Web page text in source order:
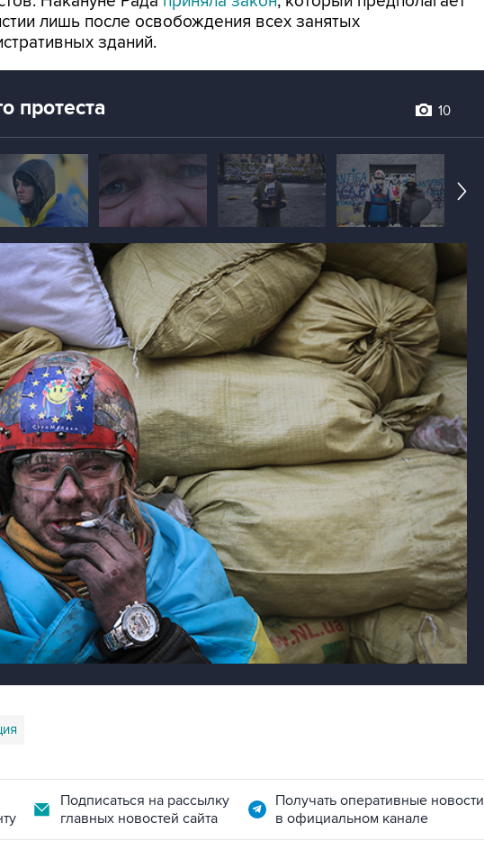
лишь после освобождения всех занятых
зданий.
протеста 10
Подписаться на рассылку
главных новостей сайта
Получать оперативные новости
в официальном канале